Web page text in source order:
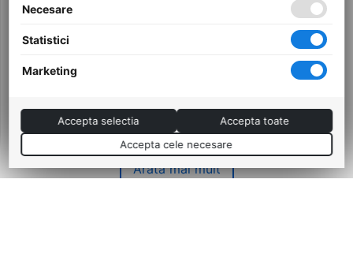
disc PM 180 / IS spate -
in stoc
PRP: Lei 10
Arată mai mult
serviciilor lor.
Necesare
Statistici
Marketing
Accepta cele necesare
Accepta selectia Accepta toate